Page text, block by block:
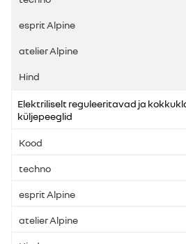
Elektriliselt reguleeritavad ja
küljepeeglid